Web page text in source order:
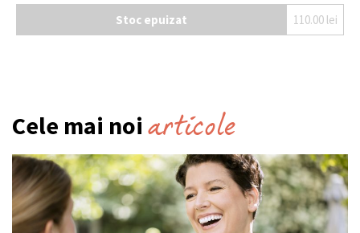
Stoc epuizat 110.00 lei
Cele mai noi articole